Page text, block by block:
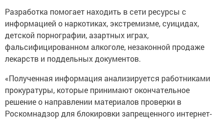
Разработка помогает находить в сети ресурсы с
информацией о наркотиках, экстремизме, суицидах,
детской порнографии, азартных играх,
фальсифицированном алкоголе, незаконной продаже
лекарств и поддельных документов.
«Полученная информация анализируется работниками
прокуратуры, которые принимают окончательное
решение о направлении материалов проверки в
Роскомнадзор для блокировки запрещенного интернет-